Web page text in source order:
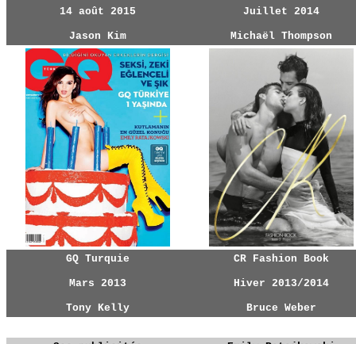
14 août 2015
Jason Kim
Juillet 2014
Michaël Thompson
GQ Turquie
Mars 2013
Tony Kelly
CR Fashion Book
Hiver 2013/2014
Bruce Weber